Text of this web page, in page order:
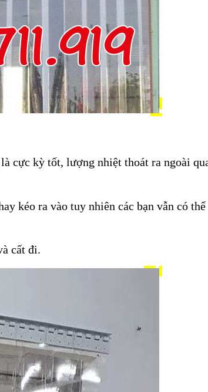
cực kỳ tốt, lượng nhiệt thoát ra ngoài
kéo ra vào tuy nhiên các bạn vẫn có
cất đi.